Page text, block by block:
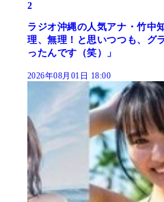
2
ラジオ沖縄の人気アナ・竹中
理、無理！と思いつつも、グ
ったんです（笑）」
2026年08月01日 18:00